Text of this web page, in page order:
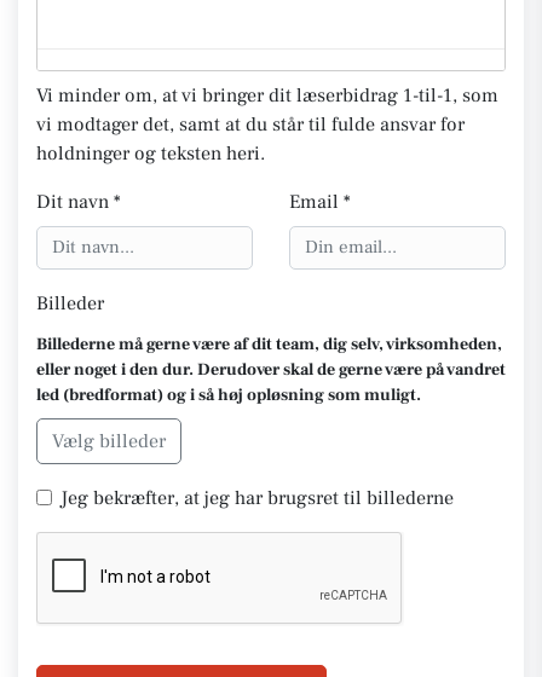
Vi minder om, at vi bringer dit læserbidrag 1-til-1, som
vi modtager det, samt at du står til fulde ansvar for
holdninger og teksten heri.
Dit navn *
Email *
Billeder
Billederne må gerne være af dit team, dig selv, virksomheden,
eller noget i den dur. Derudover skal de gerne være på vandret
led (bredformat) og i så høj opløsning som muligt.
Vælg billeder
Jeg bekræfter, at jeg har brugsret til billederne